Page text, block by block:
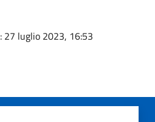
: 27 luglio 2023, 16:53